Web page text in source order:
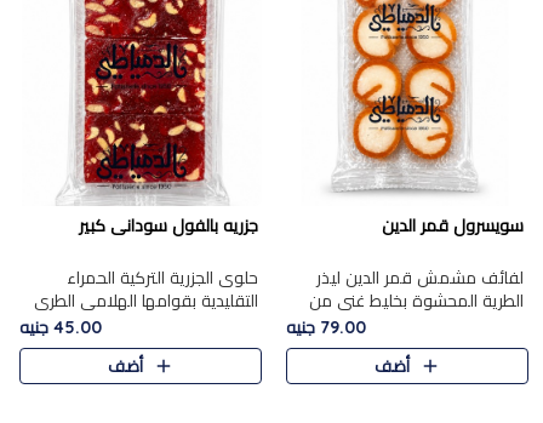
سويسرول قمر الدين
لفائف مشمش قمر الدين ليذر
الطرية المحشوة بخليط غني من
جوز الهند الأبيض والمكسرات
الفاخرة، يقدم المذاق الحلو
الطبيعي لقمر الدين و تجمع بين
79.00 جنيه
أضف
جزريه بالفول سودانى كبير
حلوى الجزرية التركية الحمراء
التقليدية بقوامها الهلامي الطري
ولونها الأحمر المميز، محشوة
بسخاء بالفول السوداني المحمص
لتمنحك توازنًا رائعًا ..
45.00 جنيه
أضف